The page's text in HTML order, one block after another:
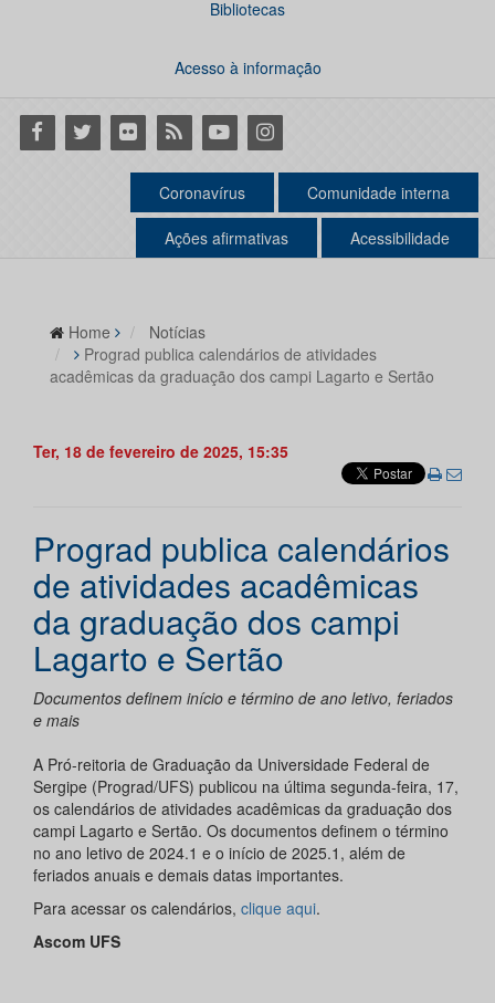
Bibliotecas
Acesso à informação
Facebook
Twitter Flickr RSS YoutubeInstagram
Coronavírus Comunidade interna
Ações afirmativas Acessibilidade
Home
Notícias
Prograd publica calendários de atividades
acadêmicas da graduação dos campi Lagarto e Sertão
Ter, 18 de fevereiro de 2025, 15:35
Prograd publica calendários
de atividades acadêmicas
da graduação dos campi
Lagarto e Sertão
Documentos definem início e término de ano letivo, feriados
e mais
A Pró-reitoria de Graduação da Universidade Federal de
Sergipe (Prograd/UFS) publicou na última segunda-feira, 17,
os calendários de atividades acadêmicas da graduação dos
campi Lagarto e Sertão. Os documentos definem o término
no ano letivo de 2024.1 e o início de 2025.1, além de
feriados anuais e demais datas importantes.
Para acessar os calendários, clique aqui.
Ascom UFS